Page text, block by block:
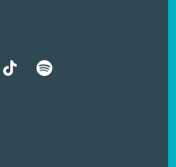
réseaux